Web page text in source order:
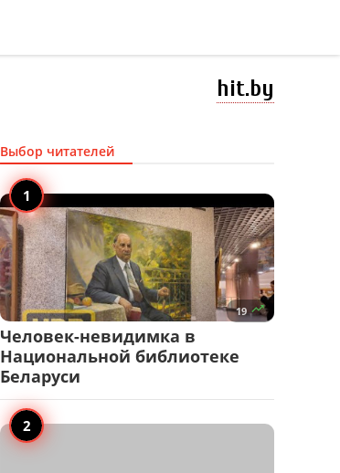
hit.by
Выбор читателей
19 
Человек-невидимка в
Национальной библиотеке
Беларуси